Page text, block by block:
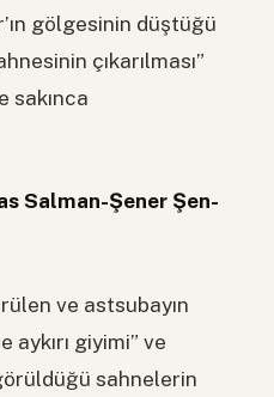
gölgesinin düştüğü
çıkarılması”
sakınca
Salman-Şener Şen-
ve astsubayın
aykırı giyimi” ve
sahnelerin